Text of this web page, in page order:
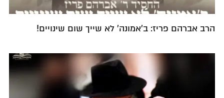
הרב אברהם פריז: ב'אמונה' לא שייך שום שינויים!